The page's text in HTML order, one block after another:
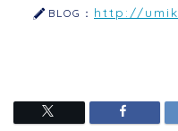
BLOG： http://